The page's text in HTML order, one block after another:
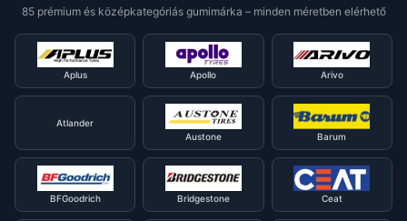
85 prémium és középkategóriás gumimárka – minden méretben elérhető
Aplus Apollo Arivo
Atlander
Austone
Barum
BFGoodrich Bridgestone Ceat